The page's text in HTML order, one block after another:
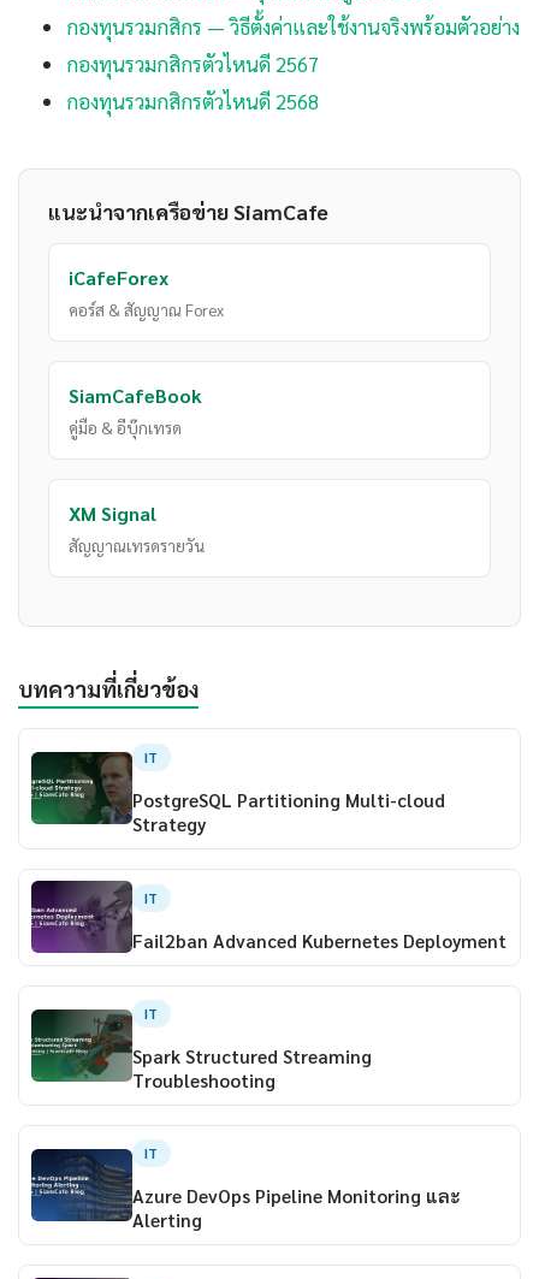
กองทุนรวมกสิกร — วิธีตั้งค่าและใช้งานจริงพร้อมตัวอย่าง
กองทุนรวมกสิกรตัวไหนดี 2567
กองทุนรวมกสิกรตัวไหนดี 2568
แนะนำจากเครือข่าย SiamCafe
iCafeForex
คอร์ส & สัญญาณ Forex
SiamCafeBook
คู่มือ & อีบุ๊กเทรด
XM Signal
สัญญาณเทรดรายวัน
บทความที่เกี่ยวข้อง
IT
PostgreSQL Partitioning Multi-cloud
Strategy
IT
Fail2ban Advanced Kubernetes Deployment
IT
Spark Structured Streaming
Troubleshooting
IT
Azure DevOps Pipeline Monitoring และ
Alerting